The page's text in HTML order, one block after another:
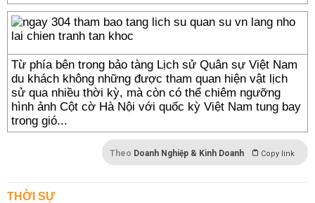
Từ phía bên trong bảo tàng Lịch sử Quân sự Việt Nam
du khách không những được tham quan hiện vật lịch
sử qua nhiều thời kỳ, mà còn có thể chiêm ngưỡng
hình ảnh Cột cờ Hà Nội với quốc kỳ Việt Nam tung bay
trong gió...
Theo Doanh Nghiệp & Kinh Doanh Copy link
THỜI SỰ